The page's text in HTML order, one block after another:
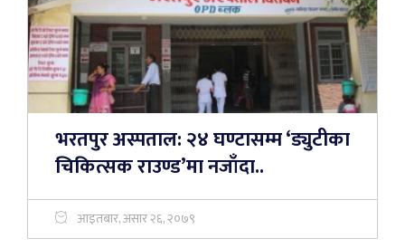
भरतपुर अस्पताल: २४ घण्टासम्म ‘ड्युटीका
चिकित्सक राउण्ड’मा नजाँदा..
आइतबार, असार २६, २०७९